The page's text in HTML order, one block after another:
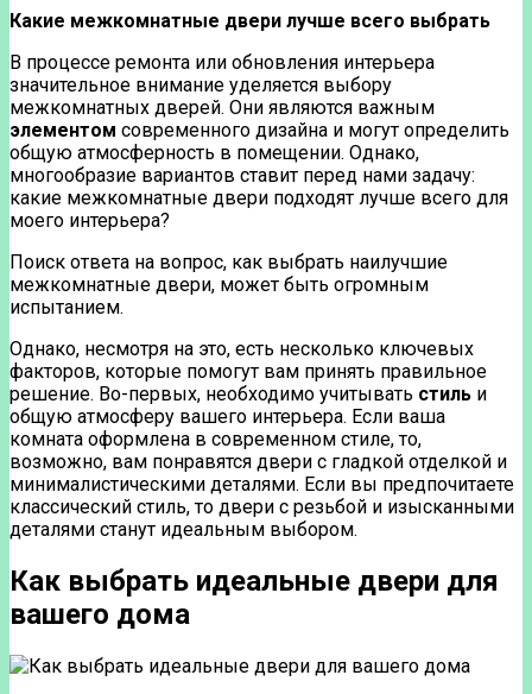
Какие межкомнатные двери лучше всего выбрать
В процессе ремонта или обновления интерьера
значительное внимание уделяется выбору
межкомнатных дверей. Они являются важным
элементом современного дизайна и могут определить
общую атмосферность в помещении. Однако,
многообразие вариантов ставит перед нами задачу:
какие межкомнатные двери подходят лучше всего для
моего интерьера?
Поиск ответа на вопрос, как выбрать наилучшие
межкомнатные двери, может быть огромным
испытанием.
Однако, несмотря на это, есть несколько ключевых
факторов, которые помогут вам принять правильное
решение. Во-первых, необходимо учитывать стиль и
общую атмосферу вашего интерьера. Если ваша
комната оформлена в современном стиле, то,
возможно, вам понравятся двери с гладкой отделкой и
минималистическими деталями. Если вы предпочитаете
классический стиль, то двери с резьбой и изысканными
деталями станут идеальным выбором.
Как выбрать идеальные двери для
вашего дома